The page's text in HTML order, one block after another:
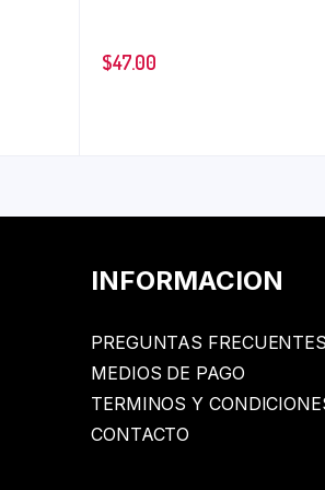
$47.00
INFORMACION
PREGUNTAS FRECUENTES
MEDIOS DE PAGO
TERMINOS Y
CONTACTO